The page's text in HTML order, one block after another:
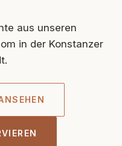
aus unseren
in der Konstanzer